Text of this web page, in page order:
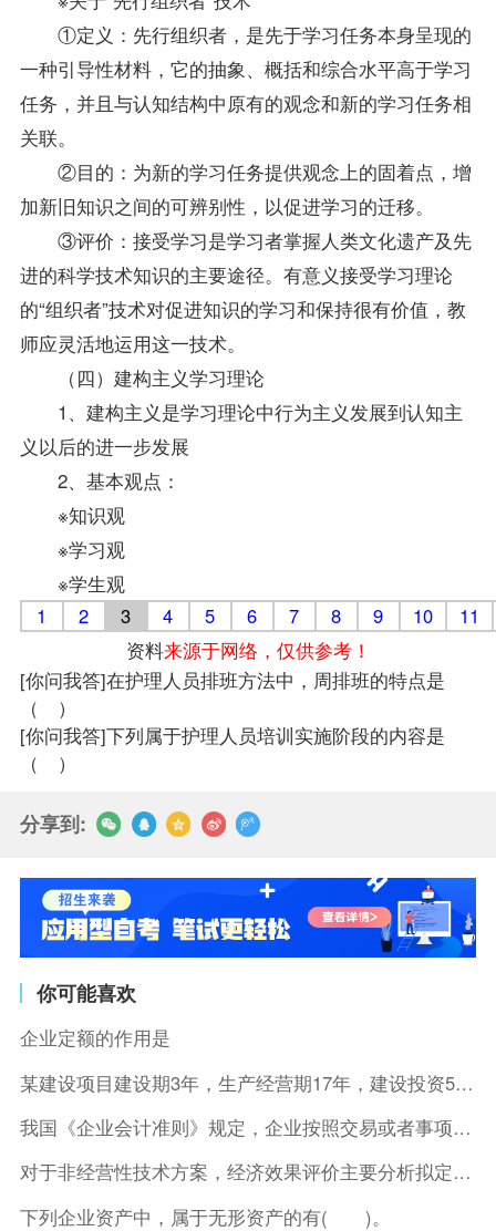
①定义：先行组织者，是先于学习任务本身呈现的
一种引导性材料，它的抽象、概括和综合水平高于学习
任务，并且与认知结构中原有的观念和新的学习任务相
关联。
②目的：为新的学习任务提供观念上的固着点，增
加新旧知识之间的可辨别性，以促进学习的迁移。
③评价：接受学习是学习者掌握人类文化遗产及先
进的科学技术知识的主要途径。有意义接受学习理论
的“组织者”技术对促进知识的学习和保持很有价值，教
师应灵活地运用这一技术。
（四）建构主义学习理论
1、建构主义是学习理论中行为主义发展到认知主
义以后的进一步发展
2、基本观点：
※知识观
※学习观
※学生观
1 2 3 4 5 6 7 8 9 10 11
资料来源于网络，仅供参考！
[你问我答]在护理人员排班方法中，周排班的特点是
（ ）
[你问我答]下列属于护理人员培训实施阶段的内容是
（ ）
分享到:
你可能喜欢
企业定额的作用是
某建设项目建设期3年，生产经营期17年，建设投资5500万元
我国《企业会计准则》规定，企业按照交易或者事项的经济特征确定
对于非经营性技术方案，经济效果评价主要分析拟定方案的( )。
下列企业资产中，属于无形资产的有( )。